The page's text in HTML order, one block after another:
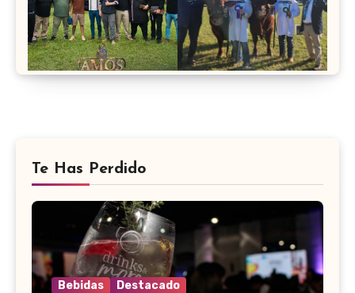
Te Has Perdido
Bebidas Destacado